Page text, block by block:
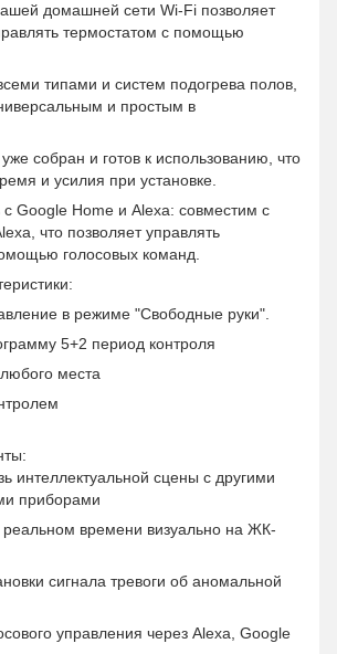
домашней сети Wi-Fi позволяет
термостатом с помощью
типами и систем подогрева полов,
и простым в
уже собран и готов к использованию, что
и усилия при установке.
с Google Home и Alexa: совместим с
что позволяет управлять
голосовых команд.
в режиме "Свободные руки".
5+2 период контроля
места
интеллектуальной сцены с другими
приборами
времени визуально на ЖК-
сигнала тревоги об аномальной
управления через Alexa, Google